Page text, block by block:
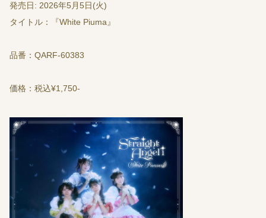
発売日: 2026年5月5日(火)
タイトル：『White Piuma』
品番：QARF-60383
価格：税込¥1,750-